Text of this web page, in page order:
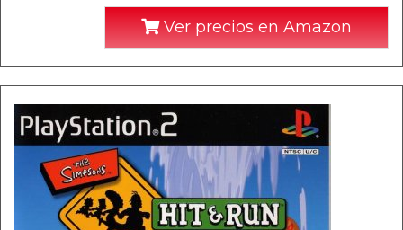
Ver precios en Amazon